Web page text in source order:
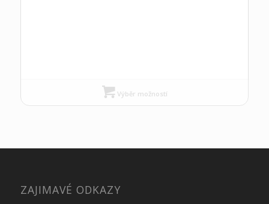
Výběr možností
ZAJIMAVÉ ODKAZY